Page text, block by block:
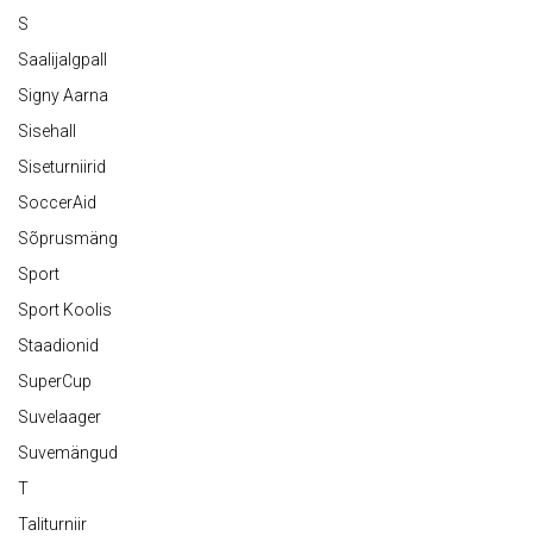
S
Saalijalgpall
Signy Aarna
Sisehall
Siseturniirid
SoccerAid
Sõprusmäng
Sport
Sport Koolis
Staadionid
SuperCup
Suvelaager
Suvemängud
T
Taliturniir